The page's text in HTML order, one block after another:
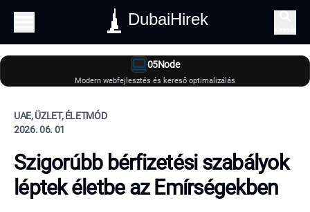
DubaiHirek
05Node
Modern webfejlesztés és kereső optimalizálás
UAE, ÜZLET, ÉLETMÓD
2026. 06. 01
Szigorúbb bérfizetési szabályok
léptek életbe az Emírségekben